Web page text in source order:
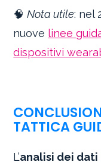
🧠Nota utile: nel
nuove linee
dispositivi
TATTICA
L’analisi dei